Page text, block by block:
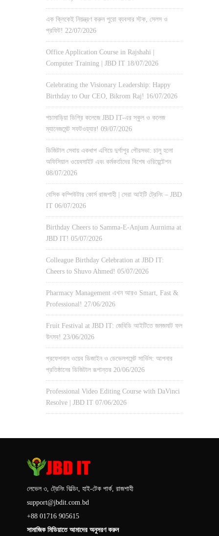
এক ক্লিকেই নিয়ন্ত্রণ করুন পুরো ব্যবসার স্টক, সেলস ও
প্রফিট! 22/07/2026
Office Application Course in Rajshahi |
Computer Training | JBD IT 18/07/2026
Celebrating the Visionary Leadership: Happy
Birthday to Our CEO, Bikrom Raj! 16/07/2026
পচামাড়িয়া ডিগ্রি কলেজে JBD IT-এর স্কুল ও কলেজ
ম্যানেজমেন্ট সফটওয়্যার! 09/07/2026
ডিজিটাল সেবায় একধাপ এগিয়ে দুর্গাপুর পৌরসভা: চালু হলো
অফিসিয়াল ওয়েবসাইট এবং কর্মকর্তাদের বিশেষ ওরিয়েন্টেশন
08/07/2026
বেসিক কম্পিউটার কোর্স রাজশাহী | সেরা আইটি ট্রেনিং – JBD
IT 06/07/2026
Birthday Cheers to Samma-E-Anjum Aurnima at
JBD IT! 05/07/2026
Colleague Birthday Celebration at JBD IT:
Cheers to Shuvo Ahmed! 05/07/2026
Pharmacy Management এখন আরও Smart, Fast &
Professional! 27/06/2026
Fruit Festival at JBD IT: জেবিডি আইটিতে জমজমাট ফল
উৎসব! 23/06/2026
প্রফেশনাল ওয়েব ডিজাইন ও ডেভেলপমেন্ট সার্ভিস: আপনার
প্রতিষ্ঠানের ডিজিটাল রূপান্তর 20/06/2026
Professional Video Editing Course with DaVinci
Resolve | JBD IT 07/06/2026
লেভেল ৩, ট্রেনিং বিল্ডিং, হাই-টেক পার্ক, রাজশাহী
support@jbdit.com.bd
+88 01716 905615
সামাজিক মিডিয়াতে আমাদের অনুসরণ করুন